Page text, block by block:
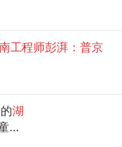
工程师彭湃：普京
湖
如